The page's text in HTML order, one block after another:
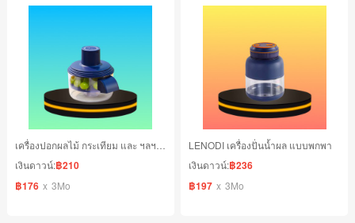
เงินดาวน์:฿210
฿176 x 3Mo
LENODI เครื่องปั่นน้ำผล แบบพกพา
เงินดาวน์:฿236
฿197 x 3Mo